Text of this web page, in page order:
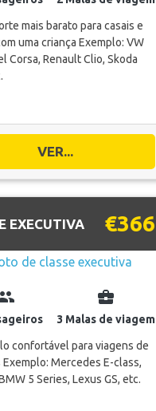
mais barato para casais e
uma criança Exemplo: VW
Corsa, Renault Clio, Skoda
VER...
EXECUTIVA €366
business_center
3 Malas de viagem
confortável para viagens de
Mercedes E-class,
5 Series, Lexus GS, etc.